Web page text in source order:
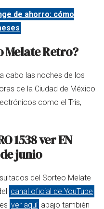
de ahorro: cómo
Melate Retro?
cabo las noches de los
de la Ciudad de México
como el Tris,
1538 ver EN
junio
del Sorteo Melate
canal oficial de YouTube
ver aquí abajo también